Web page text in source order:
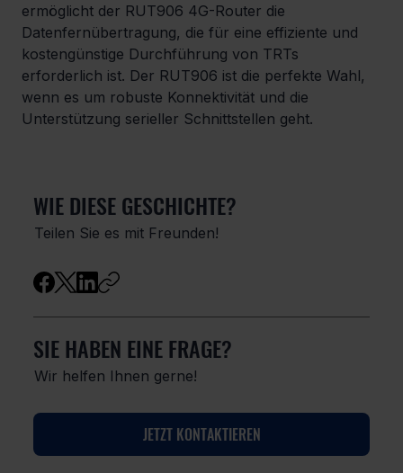
ermöglicht der RUT906 4G-Router die
Datenfernübertragung, die für eine effiziente und
kostengünstige Durchführung von TRTs
erforderlich ist. Der RUT906 ist die perfekte Wahl,
wenn es um robuste Konnektivität und die
Unterstützung serieller Schnittstellen geht.
WIE DIESE GESCHICHTE?
Teilen Sie es mit Freunden!
SIE HABEN EINE FRAGE?
Wir helfen Ihnen gerne!
JETZT KONTAKTIEREN